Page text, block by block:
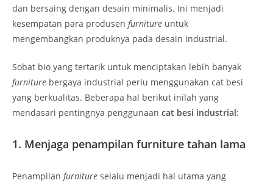
dan bersaing dengan desain minimalis. Ini menjadi
kesempatan para produsen furniture untuk
mengembangkan produknya pada desain industrial.
Sobat bio yang tertarik untuk menciptakan lebih banyak
furniture bergaya industrial perlu menggunakan cat besi
yang berkualitas. Beberapa hal berikut inilah yang
mendasari pentingnya penggunaan cat besi industrial:
1. Menjaga penampilan furniture tahan lama
Penampilan furniture selalu menjadi hal utama yang